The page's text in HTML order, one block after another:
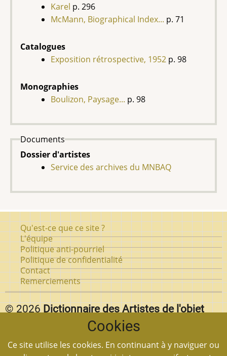
Karel p. 296
McMann, Biographical Index... p. 71
Catalogues
Exposition rétrospective, 1952 p. 98
Monographies
Boulizon, Paysage... p. 98
Documents
Dossier d'artistes
Service des archives du MNBAQ
Pied
de
page
Qu'est-ce que ce site ?
L'équipe
Politique anti-pourriel
Politique de confidentialité
Contact
Remerciements
© 2026 Dictionnaire des Artistes de l'objet
Vous pouvez reproduire textuellement des pages de
Cookies
Ce site utilise les cookies. En continuant à y naviguer ou